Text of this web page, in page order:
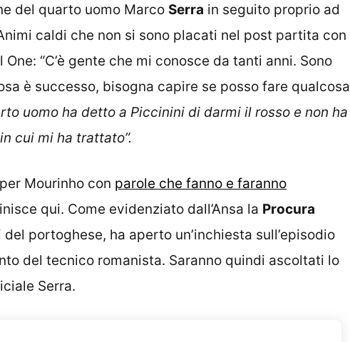
del quarto uomo Marco Serra in seguito proprio ad
caldi che non si sono placati nel post partita con
“C’è gente che mi conosce da tanti anni. Sono
è successo, bisogna capire se posso fare qualcosa
uomo ha detto a Piccinini di darmi il rosso e non ha
cui mi ha trattato”.
Mourinho con parole che fanno e faranno
qui. Come evidenziato dall’Ansa la Procura
portoghese, ha aperto un’inchiesta sull’episodio
del tecnico romanista. Saranno quindi ascoltati lo
Serra.